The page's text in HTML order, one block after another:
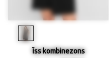
Īss kombinezons